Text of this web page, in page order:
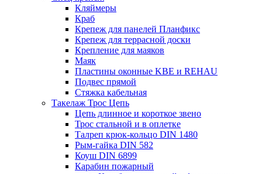
Кляймеры
Краб
Крепеж для панелей Планфикс
Крепеж для террасной доски
Крепление для маяков
Маяк
Пластины оконные KBE и REHAU
Подвес прямой
Стяжка кабельная
Такелаж Трос Цепь
Цепь длинное и короткое звено
Трос стальной и в оплетке
Талреп крюк-кольцо DIN 1480
Рым-гайка DIN 582
Коуш DIN 6899
Карабин пожарный